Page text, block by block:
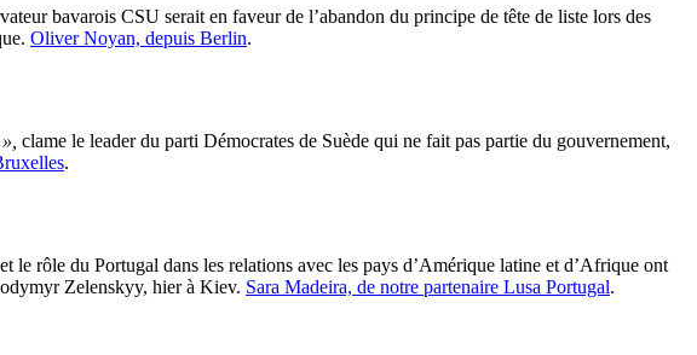
bavarois CSU serait en faveur de l’abandon du principe de tête de liste lors des
Oliver Noyan, depuis Berlin.
clame le leader du parti Démocrates de Suède qui ne fait pas partie du gouvernement,
.
le rôle du Portugal dans les relations avec les pays d’Amérique latine et d’Afrique ont
Zelenskyy, hier à Kiev. Sara Madeira, de notre partenaire Lusa Portugal.